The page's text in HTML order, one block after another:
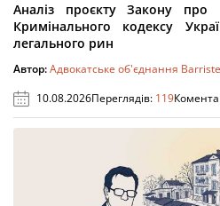
Аналіз проєкту Закону про
Кримінального кодексу
легального рин
Автор:Адвокатське об'єднання
10.08.2026Переглядів: 119